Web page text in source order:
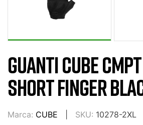
GUANTI CUBE
SHORT FINGER
Marca: CUBE SKU: 10278-2XL